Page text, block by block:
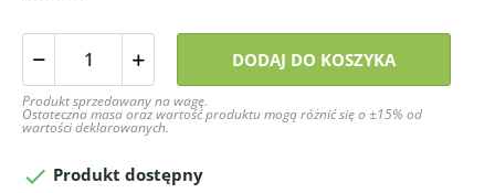
DODAJ DO KOSZYKA
Produkt sprzedawany na wagę.
Ostateczna masa oraz wartość produktu mogą różnić się o ±15% od
wartości deklarowanych.
 Produkt dostępny